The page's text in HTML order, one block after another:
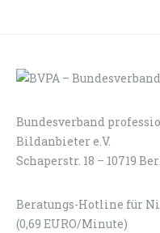
Bundesverband
Bildanbieter e.V.
Schaperstr. 18 – 10719
Beratungs-Hotline für
(0,69 EURO/Minute)